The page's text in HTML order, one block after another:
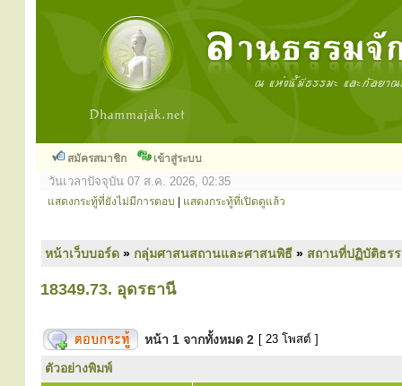
สมัครสมาชิก เข้าสู่ระบบ
วันเวลาปัจจุบัน 07 ส.ค. 2026, 02:35
แสดงกระทู้ที่ยังไม่มีการตอบ แสดงกระทู้ที่เปิดดูแล้ว
หน้าเว็บบอร์ด » กลุ่มศาสนสถานและศาสนพิธี » สถานที่ปฏิบัติธร
18349.73. อุดรธานี
หน้า 1 จากทั้งหมด 2 [ 23 โพสต์ ]
ตัวอย่างพิมพ์